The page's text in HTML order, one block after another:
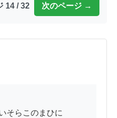
14 / 32 次のページ →